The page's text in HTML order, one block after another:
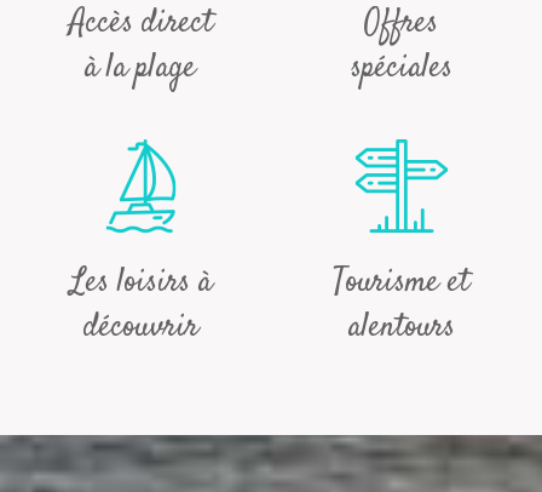
Accès direct
à la plage
Offres
spéciales
Les loisirs à
découvrir
Tourisme et
alentours